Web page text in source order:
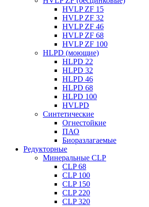
HVLP ZF 15
HVLP ZF 32
HVLP ZF 46
HVLP ZF 68
HVLP ZF 100
HLPD (моющие)
HLPD 22
HLPD 32
HLPD 46
HLPD 68
HLPD 100
HVLPD
Синтетические
Огнестойкие
ПАО
Биоразлагаемые
Редукторные
Минеральные CLP
CLP 68
CLP 100
CLP 150
CLP 220
CLP 320